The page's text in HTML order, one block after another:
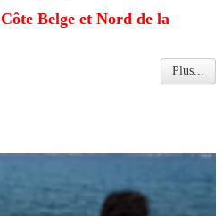
Côte Belge et Nord de la
Plus...